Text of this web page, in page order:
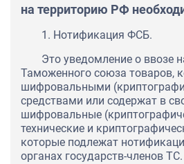
на территорию РФ
1. Нотификация ФСБ.
Это уведомление о ввозе
Таможенного союза товаров,
шифровальными
средствами или содержат в
шифровальные
технические и
которые подлежат
органах государств-членов ТС.